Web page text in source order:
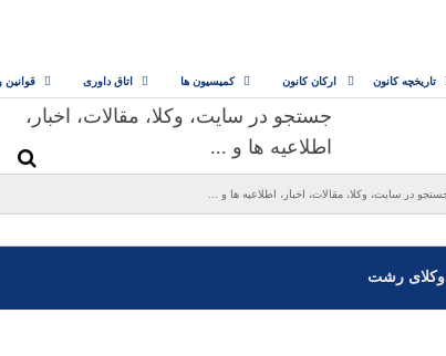
تاریخچه کانون ارکان کانون کمیسیون ها اتاق داوری
جستجو در سایت، وکلا، مقالات، اخبار،
اطلاعیه ها و ...
وکلای رشت